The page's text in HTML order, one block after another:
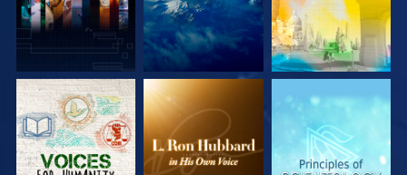
VERKEN DE SERIE VERKEN DE SERIE VERKEN DE SERIE